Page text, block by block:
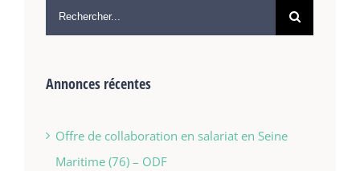
Annonces récentes
Offre de collaboration en salariat en Seine
Maritime (76) – ODF